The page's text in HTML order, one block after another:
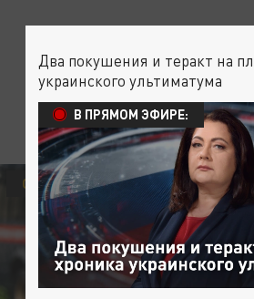
ОБЩЕСТВО
Два покушения и теракт на
украинского ультиматума
В ПРЯМОМ ЭФИРЕ: